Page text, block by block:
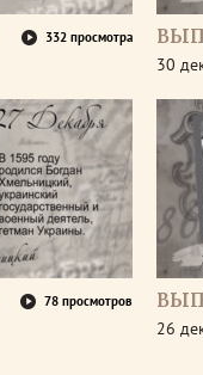
332 просмотра
30
78 просмотров
26